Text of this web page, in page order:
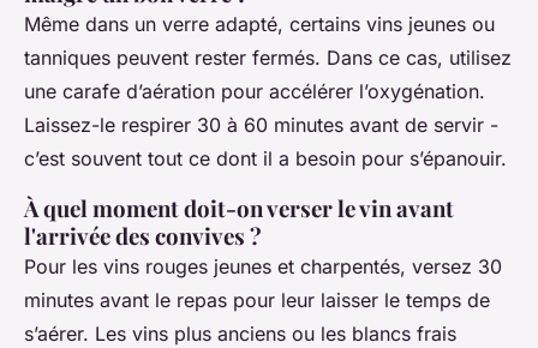
Même dans un verre adapté, certains vins jeunes ou
tanniques peuvent rester fermés. Dans ce cas, utilisez
une carafe d’aération pour accélérer l’oxygénation.
Laissez-le respirer 30 à 60 minutes avant de servir -
c’est souvent tout ce dont il a besoin pour s’épanouir.
À quel moment doit-on verser le vin avant
l'arrivée des convives ?
Pour les vins rouges jeunes et charpentés, versez 30
minutes avant le repas pour leur laisser le temps de
s’aérer. Les vins plus anciens ou les blancs frais